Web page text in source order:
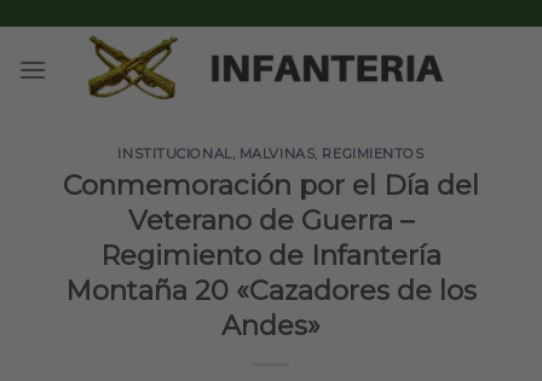
content
INSTITUCIONAL, MALVINAS, REGIMIENTOS
Conmemoración por el Día del
Veterano de Guerra –
Regimiento de Infantería
Montaña 20 «Cazadores de los
Andes»